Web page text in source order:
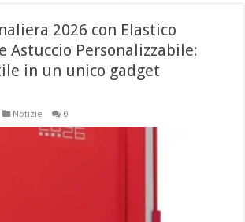
2026 con Elastico
Astuccio Personalizzabile:
in un unico gadget
Notizie 0